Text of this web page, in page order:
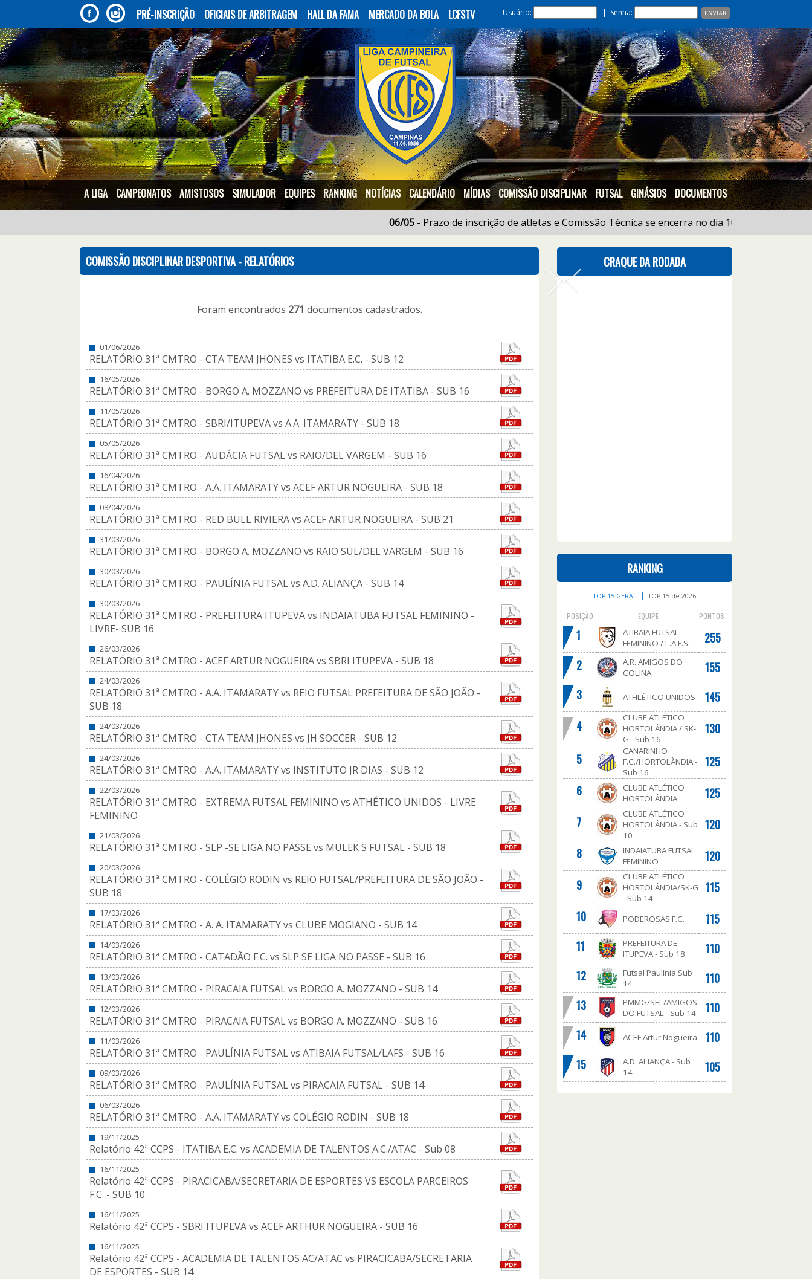
PRÉ-INSCRIÇÃO OFICIAIS DE ARBITRAGEM HALL DA FAMA MERCADO DA BOLA LCFSTV Usuário: | Senha:
A LIGA CAMPEONATOS AMISTOSOS SIMULADOR EQUIPES RANKING NOTÍCIAS CALENDÁRIO MÍDIAS COMISSÃO DISCIPLINAR FUTSAL GINÁSIOS DOCUMENTOS
- Prazo de inscrição de atletas e Comissão Técnica se encerra no dia 10/05 às 18:00h |
COMISSÃO DISCIPLINAR DESPORTIVA - RELATÓRIOS
Foram encontrados 271 documentos cadastrados.
01/06/2026
RELATÓRIO 31ª CMTRO - CTA TEAM JHONES vs ITATIBA E.C. - SUB 12
16/05/2026
RELATÓRIO 31ª CMTRO - BORGO A. MOZZANO vs PREFEITURA DE ITATIBA - SUB 16
11/05/2026
RELATÓRIO 31ª CMTRO - SBRI/ITUPEVA vs A.A. ITAMARATY - SUB 18
05/05/2026
RELATÓRIO 31ª CMTRO - AUDÁCIA FUTSAL vs RAIO/DEL VARGEM - SUB 16
16/04/2026
RELATÓRIO 31ª CMTRO - A.A. ITAMARATY vs ACEF ARTUR NOGUEIRA - SUB 18
08/04/2026
RELATÓRIO 31ª CMTRO - RED BULL RIVIERA vs ACEF ARTUR NOGUEIRA - SUB 21
31/03/2026
RELATÓRIO 31ª CMTRO - BORGO A. MOZZANO vs RAIO SUL/DEL VARGEM - SUB 16
30/03/2026
RELATÓRIO 31ª CMTRO - PAULÍNIA FUTSAL vs A.D. ALIANÇA - SUB 14
30/03/2026
RELATÓRIO 31ª CMTRO - PREFEITURA ITUPEVA vs INDAIATUBA FUTSAL FEMININO -
LIVRE- SUB 16
26/03/2026
RELATÓRIO 31ª CMTRO - ACEF ARTUR NOGUEIRA vs SBRI ITUPEVA - SUB 18
24/03/2026
RELATÓRIO 31ª CMTRO - A.A. ITAMARATY vs REIO FUTSAL PREFEITURA DE SÃO JOÃO -
SUB 18
24/03/2026
RELATÓRIO 31ª CMTRO - CTA TEAM JHONES vs JH SOCCER - SUB 12
24/03/2026
RELATÓRIO 31ª CMTRO - A.A. ITAMARATY vs INSTITUTO JR DIAS - SUB 12
22/03/2026
RELATÓRIO 31ª CMTRO - EXTREMA FUTSAL FEMININO vs ATHÉTICO UNIDOS - LIVRE
FEMININO
21/03/2026
RELATÓRIO 31ª CMTRO - SLP -SE LIGA NO PASSE vs MULEK S FUTSAL - SUB 18
20/03/2026
RELATÓRIO 31ª CMTRO - COLÉGIO RODIN vs REIO FUTSAL/PREFEITURA DE SÃO JOÃO -
SUB 18
17/03/2026
RELATÓRIO 31ª CMTRO - A. A. ITAMARATY vs CLUBE MOGIANO - SUB 14
14/03/2026
RELATÓRIO 31ª CMTRO - CATADÃO F.C. vs SLP SE LIGA NO PASSE - SUB 16
13/03/2026
RELATÓRIO 31ª CMTRO - PIRACAIA FUTSAL vs BORGO A. MOZZANO - SUB 14
12/03/2026
RELATÓRIO 31ª CMTRO - PIRACAIA FUTSAL vs BORGO A. MOZZANO - SUB 16
11/03/2026
RELATÓRIO 31ª CMTRO - PAULÍNIA FUTSAL vs ATIBAIA FUTSAL/LAFS - SUB 16
09/03/2026
RELATÓRIO 31ª CMTRO - PAULÍNIA FUTSAL vs PIRACAIA FUTSAL - SUB 14
06/03/2026
RELATÓRIO 31ª CMTRO - A.A. ITAMARATY vs COLÉGIO RODIN - SUB 18
19/11/2025
Relatório 42ª CCPS - ITATIBA E.C. vs ACADEMIA DE TALENTOS A.C./ATAC - Sub 08
16/11/2025
Relatório 42ª CCPS - PIRACICABA/SECRETARIA DE ESPORTES VS ESCOLA PARCEIROS
F.C. - SUB 10
16/11/2025
Relatório 42ª CCPS - SBRI ITUPEVA vs ACEF ARTHUR NOGUEIRA - SUB 16
16/11/2025
Relatório 42ª CCPS - ACADEMIA DE TALENTOS AC/ATAC vs PIRACICABA/SECRETARIA
DE ESPORTES - SUB 14
CRAQUE DA RODADA
RANKING